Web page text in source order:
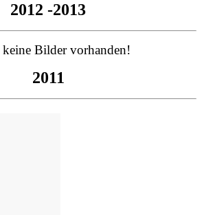
2012 -2013
Bilder vorhanden!
2011